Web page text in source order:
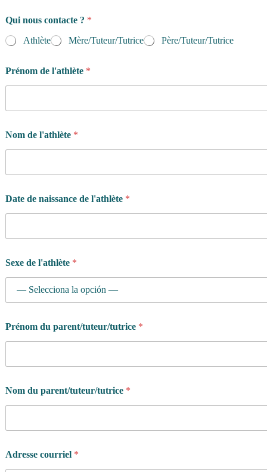
a
s
a
C
m
b
Qui nous contacte ? *
Athlète
Mère/Tuteur/Tutrice Père/Tuteur/Tutrice
Prénom de l'athlète *
Nom de l'athlète *
Date de naissance de l'athlète *
Sexe de l'athlète *
Prénom du parent/tuteur/tutrice *
Nom du parent/tuteur/tutrice *
Adresse courriel *